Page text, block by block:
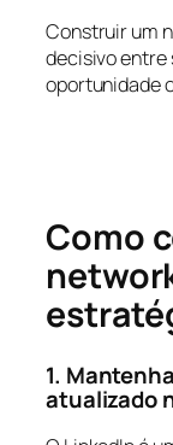
Construir um
decisivo entre
oportunidade
Como
1.
atualizado